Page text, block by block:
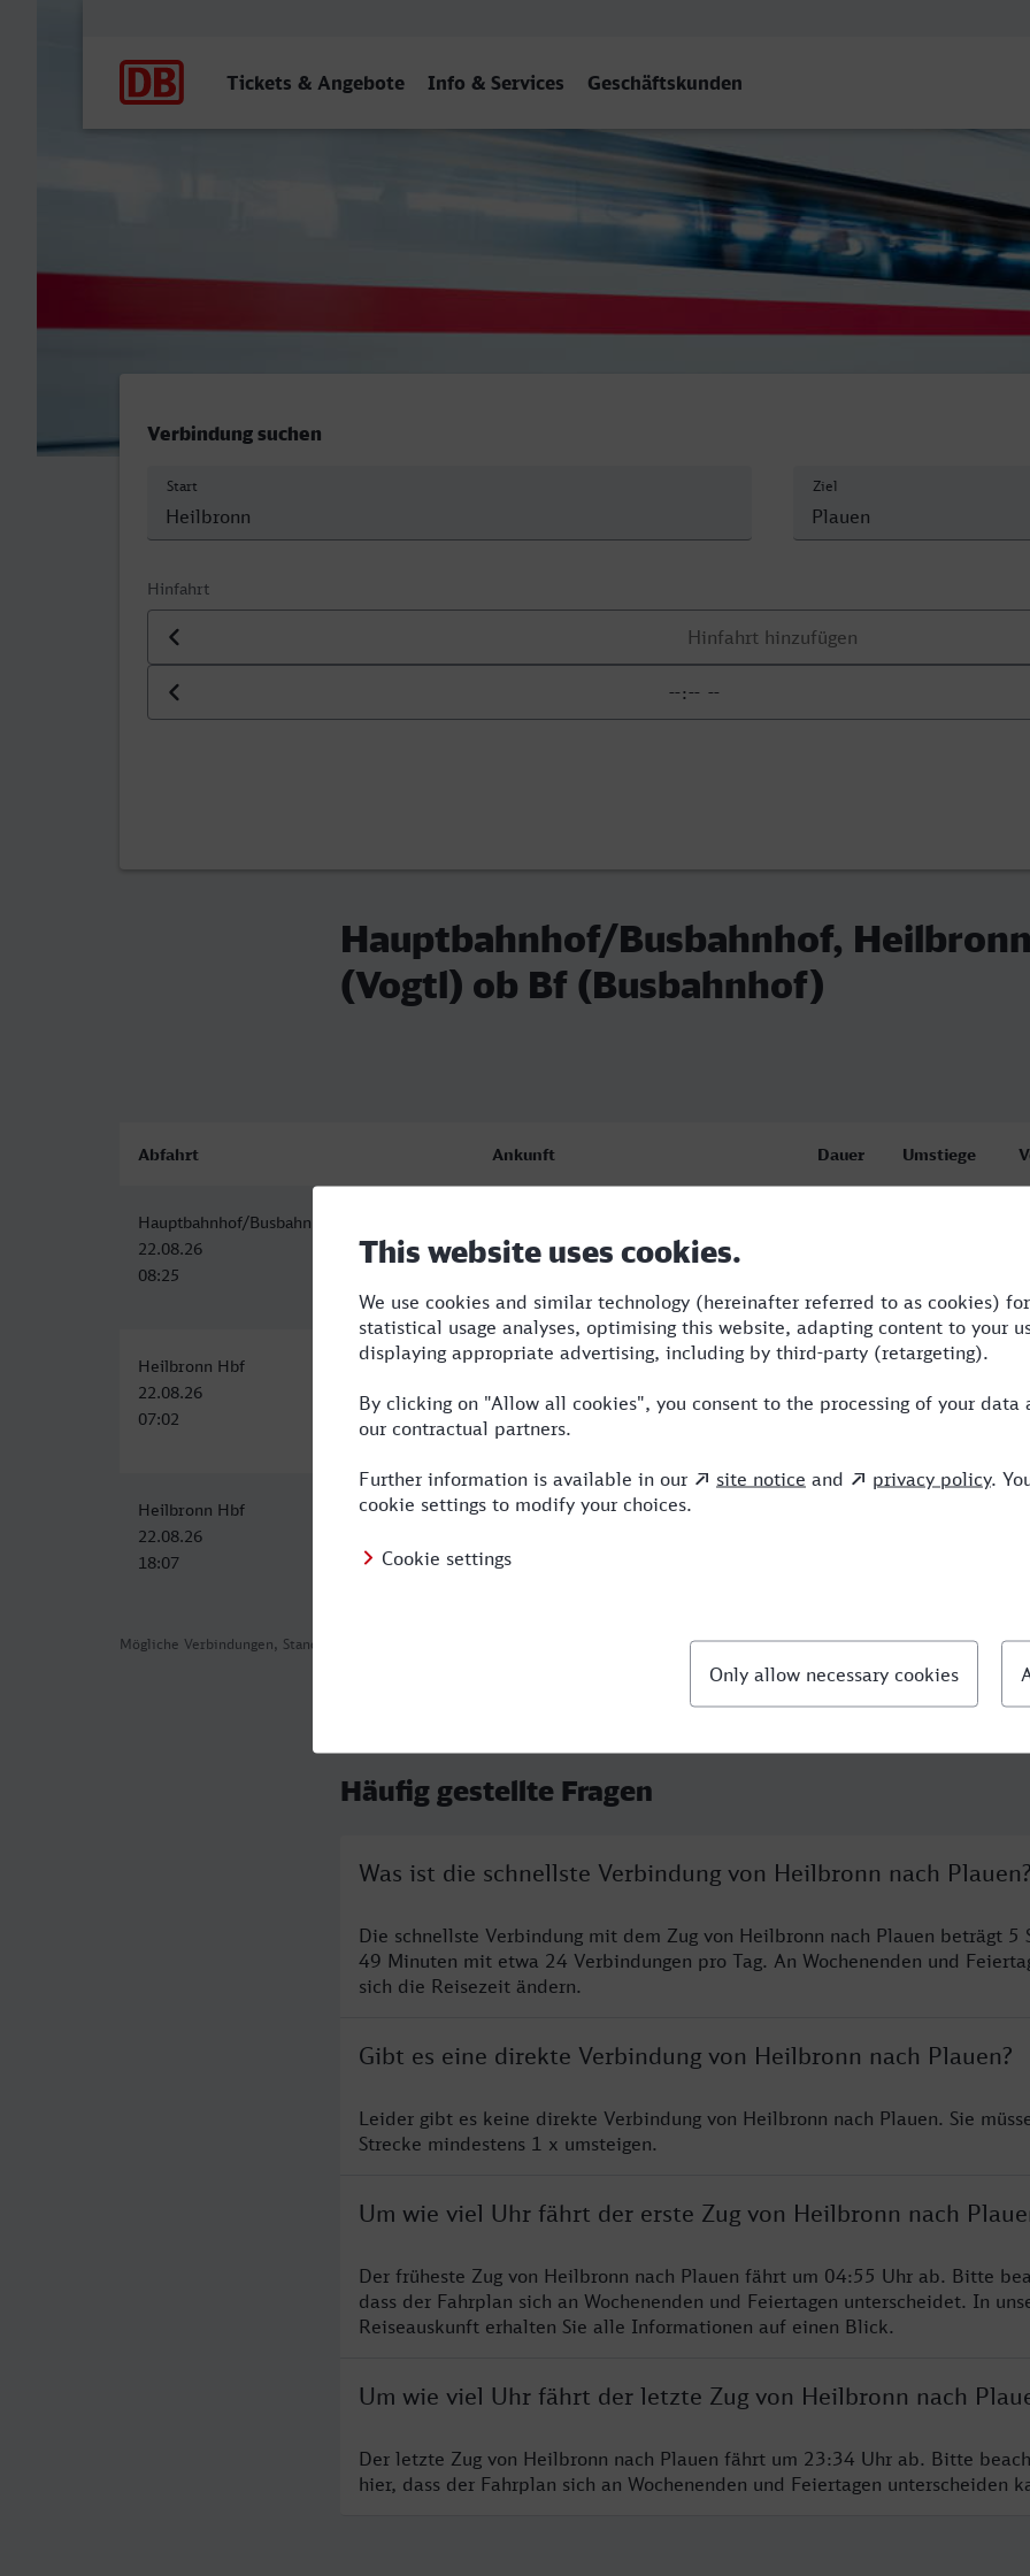
Tickets & Angebote Info & Services Geschäftskunden
Hauptbahnhof/Busbahnhof, Heilbronn - Plauen (Vogtl)
Verbindung suchen
Start Ziel
Hinfahrt
Datum der Hinfahrt
Uhrzeit der Hinfahrt
Hauptbahnhof/Busbahnhof,
(Vogtl) ob Bf (Busbahnhof)
Mögliche Verbindungen, Stand: 2026-08-08 03:10
Abfahrt Ankunft Dauer Umstiege
Hauptbahnhof/Busbahnhof, Heilbronn
22.08.26
08:25
22.08.26
Heilbronn Hbf
22.08.26
07:02
Plauen (Vogtl) ob Bf (Busbahnhof)
22.08.26
6:12 4
Heilbronn Hbf
22.08.26
18:07
Plauen (Vogtl) ob Bf
05:44
Häufig gestellte Fragen
Was ist die schnellste Verbindung von Heilbronn nach Plauen?
Die schnellste Verbindung mit dem Zug von Heilbronn nach Plauen beträgt 5
49 Minuten mit etwa 24 Verbindungen pro Tag. An Wochenenden und
sich die Reisezeit ändern.
Gibt es eine direkte Verbindung von Heilbronn nach Plauen?
Leider gibt es keine direkte Verbindung von Heilbronn nach Plauen. Sie
Strecke mindestens 1 x umsteigen.
Um wie viel Uhr fährt der erste Zug von Heilbronn nach
Der früheste Zug von Heilbronn nach Plauen fährt um 04:55 Uhr ab. Bitte
dass der Fahrplan sich an Wochenenden und Feiertagen unterscheidet. In
Reiseauskunft erhalten Sie alle Informationen auf einen Blick.
Um wie viel Uhr fährt der letzte Zug von Heilbronn nach
Der letzte Zug von Heilbronn nach Plauen fährt um 23:34 Uhr ab. Bitte
hier, dass der Fahrplan sich an Wochenenden und Feiertagen unterscheiden